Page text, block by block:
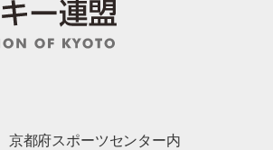
京都府スポーツセンター内